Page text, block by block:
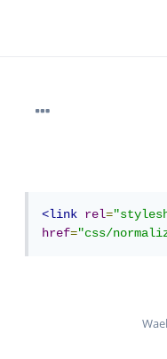
<link rel=
href="css/